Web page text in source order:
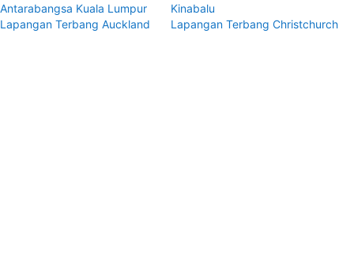
Antarabangsa Kuala Lumpur
Kinabalu
Lapangan Terbang Auckland
Lapangan Terbang Christchurch